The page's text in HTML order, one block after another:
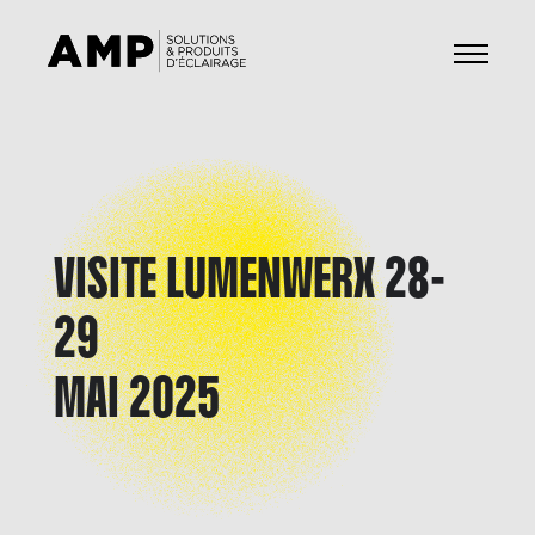
Visite
Lumenwerx
VISITE LUMENWERX 28-
29
MAI 2025